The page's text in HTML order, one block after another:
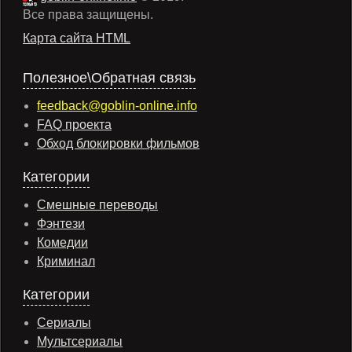
Все права защищены.
Карта сайта HTML
Полезное\Обратная связь
feedback@goblin-online.info
FAQ проекта
Обход блокировки фильмов
Категории
Смешные переводы
Фэнтези
Комедии
Криминал
Категории
Сериалы
Мультсериалы